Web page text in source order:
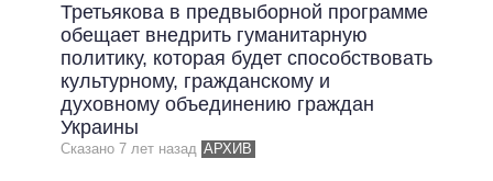
Третьякова в предвыборной программе
обещает внедрить гуманитарную
политику, которая будет способствовать
культурному, гражданскому и
духовному объединению граждан
Украины
Сказано 7 лет назад АРХИВ